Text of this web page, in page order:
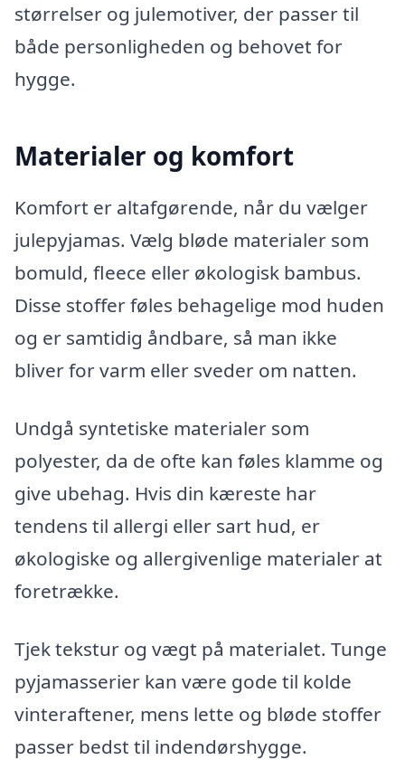
størrelser og julemotiver, der passer til
både personligheden og behovet for
hygge.
Materialer og komfort
Komfort er altafgørende, når du vælger
julepyjamas. Vælg bløde materialer som
bomuld, fleece eller økologisk bambus.
Disse stoffer føles behagelige mod huden
og er samtidig åndbare, så man ikke
bliver for varm eller sveder om natten.
Undgå syntetiske materialer som
polyester, da de ofte kan føles klamme og
give ubehag. Hvis din kæreste har
tendens til allergi eller sart hud, er
økologiske og allergivenlige materialer at
foretrække.
Tjek tekstur og vægt på materialet. Tunge
pyjamasserier kan være gode til kolde
vinteraftener, mens lette og bløde stoffer
passer bedst til indendørshygge.